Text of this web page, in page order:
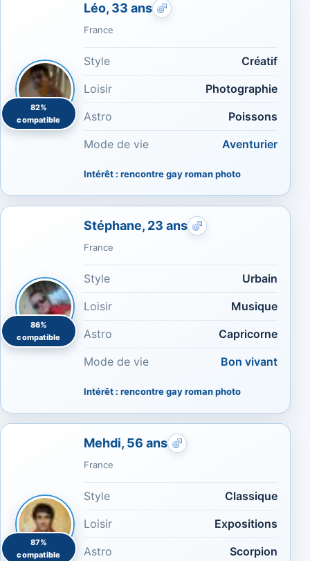
82%
compatible
Léo, 33 ans
Rencontres gays : Mince
France
Style
Créatif
Loisir
Photographie
Astro
Poissons
Mode de vie
Aventurier
Intérêt : rencontre gay roman photo
86%
compatible
Stéphane, 23 ans
Rencontres gays :
France
Style
Urbain
Loisir
Musique
Astro
Capricorne
Mode de vie
Bon vivant
Intérêt : rencontre gay roman photo
87%
compatible
Mehdi, 56 ans
Rencontres gays :
France
Style
Classique
Loisir
Expositions
Astro
Scorpion